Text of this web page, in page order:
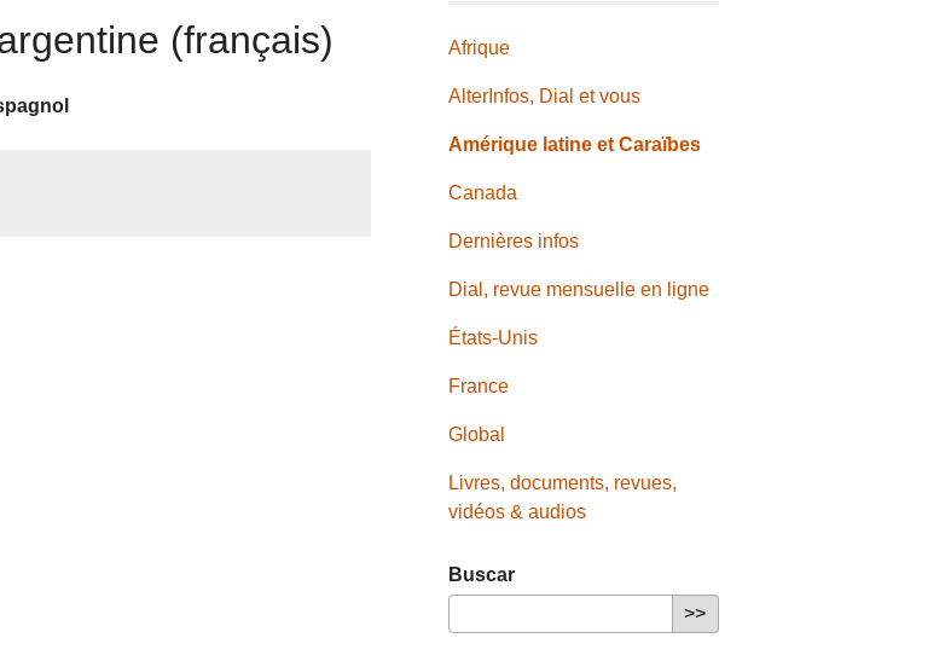
(français) Afrique
AlterInfos, Dial et vous
Amérique latine et Caraïbes
Canada
Dernières infos
Dial, revue mensuelle en ligne
États-Unis
France
Global
Livres, documents, revues,
vidéos & audios
Buscar